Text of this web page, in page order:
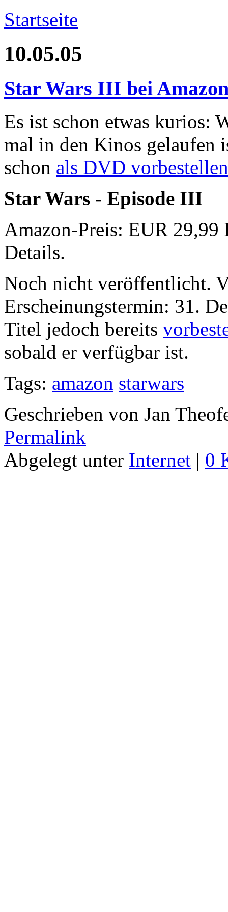
Startseite
10.05.05
Star Wars III bei
Es ist schon etwas kurios:
mal in den Kinos gelaufen
schon als DVD vorbestellen
Star Wars - Episode III
Amazon-Preis: EUR 29,99
Details.
Noch nicht veröffentlicht.
Erscheinungstermin: 31.
Titel jedoch bereits
sobald er verfügbar ist.
Tags: amazon starwars
Geschrieben von Jan
Permalink
Abgelegt unter Internet | 0